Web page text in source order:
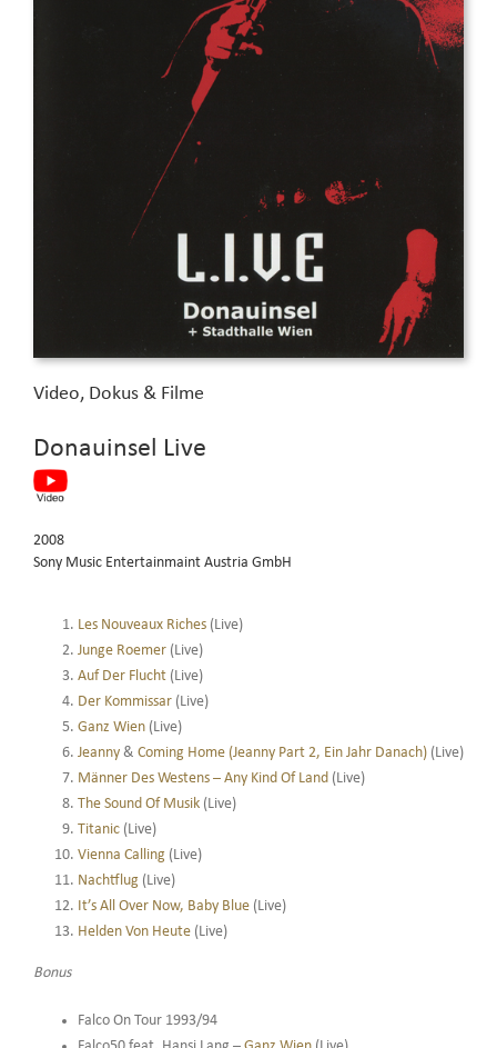
Video, Dokus & Filme
Donauinsel Live
2008
Sony Music Entertainmaint Austria GmbH
Les Nouveaux Riches(Live)
Junge Roemer(Live)
Auf Der Flucht(Live)
Der Kommissar(Live)
Ganz Wien(Live)
Jeanny & Coming Home (Jeanny Part 2, Ein Jahr Danach)(Live)
Männer Des Westens – Any Kind Of Land (Live)
The Sound Of Musik(Live)
Titanic(Live)
Vienna Calling(Live)
Nachtflug(Live)
It’s All Over Now, Baby Blue(Live)
Helden Von Heute(Live)
Bonus
Falco On Tour 1993/94